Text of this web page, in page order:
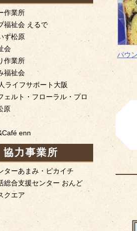
作業所
福祉会 えるで
ず松原
会
作業所
福祉会
ライフサポート大阪
ェルト・フローラル・プロ
原
enn
協力事業所
ターあまみ・ピカイチ
総合支援センター おんど
クエア
パウ